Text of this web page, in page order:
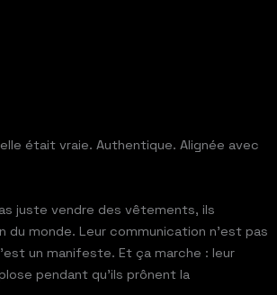
était vraie. Authentique. Alignée avec
juste vendre des vêtements, ils
du monde. Leur communication n’est pas
un manifeste. Et ça marche : leur
pendant qu’ils prônent la